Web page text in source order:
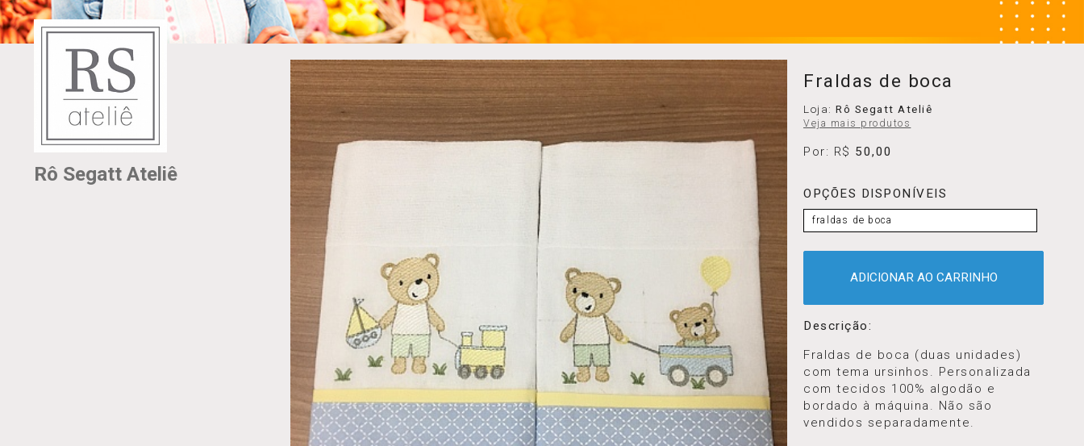
Rô Segatt Ateliê
Fraldas de boca
Loja:Rô Segatt Ateliê
Veja mais produtos
Por: R$ 50,00
OPÇÕES DISPONÍVEIS
fraldas de boca
ADICIONAR AO CARRINHO
Descrição:
Fraldas de boca (duas unidades)
com tema ursinhos. Personalizada
com tecidos 100% algodão e
bordado à máquina. Não são
vendidos separadamente.